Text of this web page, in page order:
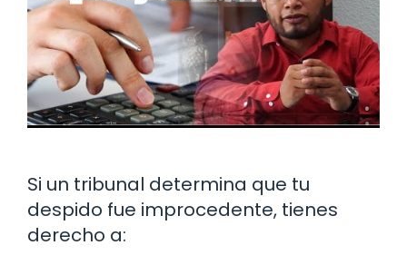
Si un tribunal determina que tu
despido fue improcedente, tienes
derecho a: